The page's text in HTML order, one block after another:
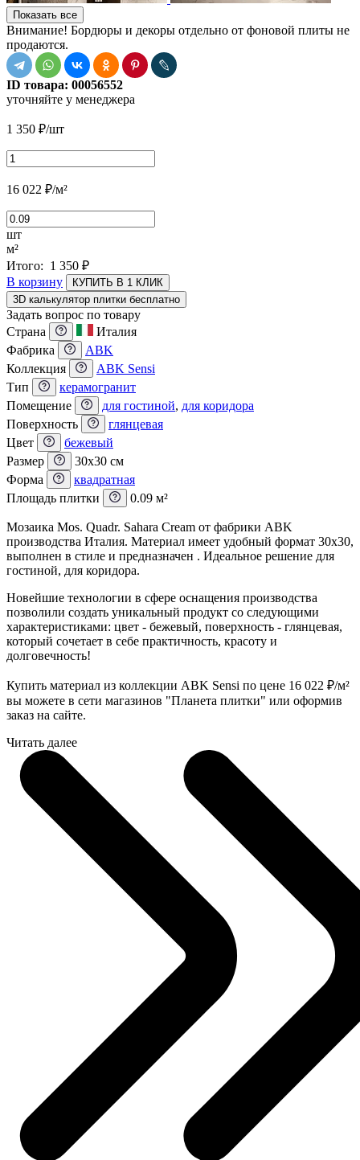
Показать все
Внимание! Бордюры и декоры отдельно от фоновой плиты не
продаются.
ID товара: 00056552
уточняйте у менеджера
1 350 ₽/шт
16 022 ₽/м²
шт
м²
Итого: 1 350 ₽
В корзину
КУПИТЬ В 1 КЛИК
3D калькулятор плитки бесплатно
Задать вопрос по товару
Страна
Италия
Фабрика
ABK
Коллекция
ABK Sensi
Тип
керамогранит
Помещение
для гостиной, для коридора
Поверхность
глянцевая
Цвет
бежевый
Размер
30x30 см
Форма
квадратная
Площадь плитки
0.09 м²
Мозаика Mos. Quadr. Sahara Cream от фабрики ABK
производства Италия. Материал имеет удобный формат 30x30,
выполнен в стиле и предназначен . Идеальное решение для
гостиной, для коридора.
Новейшие технологии в сфере оснащения производства
позволили создать уникальный продукт со следующими
характеристиками: цвет - бежевый, поверхность - глянцевая,
который сочетает в себе практичность, красоту и
долговечность!
Купить материал из коллекции ABK Sensi по цене 16 022 ₽/м²
вы можете в сети магазинов "Планета плитки" или оформив
заказ на сайте.
Читать далее